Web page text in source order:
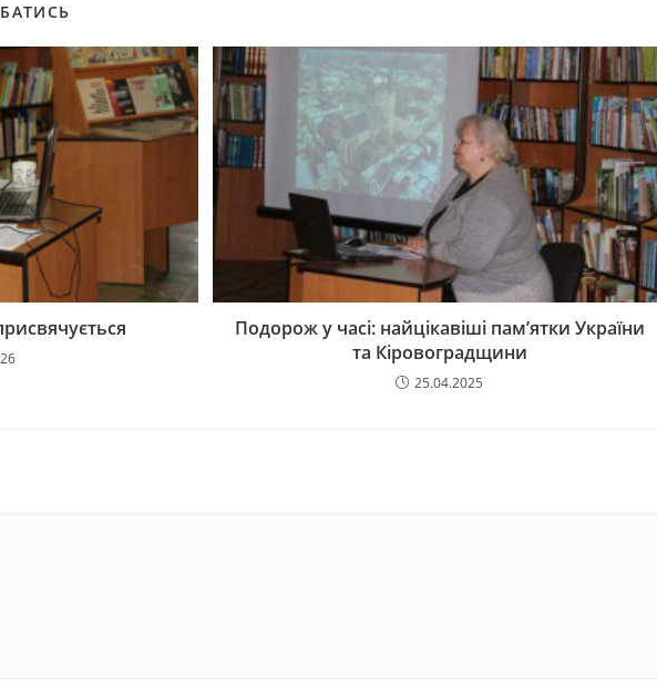
Подорож у часі: найцікавіші пам’ятки України
та Кіровоградщини
25.04.2025